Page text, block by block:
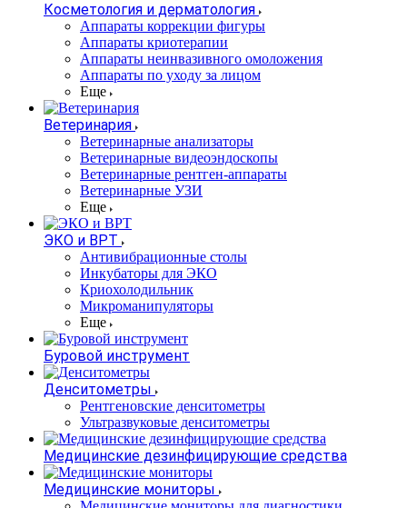
Косметология и дерматология
Аппараты коррекции фигуры
Аппараты криотерапии
Аппараты неинвазивного омоложения
Аппараты по уходу за лицом
Еще
Ветеринария
Ветеринарные анализаторы
Ветеринарные видеоэндоскопы
Ветеринарные рентген-аппараты
Ветеринарные УЗИ
Еще
ЭКО и ВРТ
Антивибрационные столы
Инкубаторы для ЭКО
Криохолодильник
Микроманипуляторы
Еще
Буровой инструмент
Денситометры
Рентгеновские денситометры
Ультразвуковые денситометры
Медицинские дезинфицирующие средства
Медицинские мониторы